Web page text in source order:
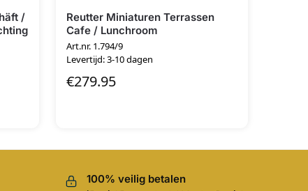
/
Reutter Miniaturen Terrassen
Cafe / Lunchroom
Art.nr. 1.794/9
Levertijd: 3-10 dagen
€279.95
100% veilig betalen